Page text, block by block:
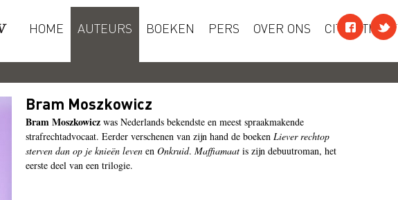
HOME AUTEURS BOEKEN PERS OVER ONS CITAATTEKST
Bram Moszkowicz
Bram Moszkowicz was Nederlands bekendste en meest spraakmakende
strafrechtadvocaat. Eerder verschenen van zijn hand de boeken Liever rechtop
sterven dan op je knieën leven en Onkruid. Maffiamaat is zijn debuutroman, het
eerste deel van een trilogie.